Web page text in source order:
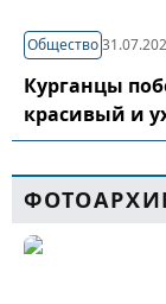
Общество
Курганцы
красивый и